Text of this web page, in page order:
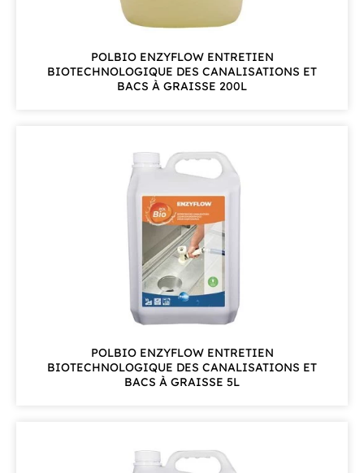
POLBIO ENZYFLOW ENTRETIEN
BIOTECHNOLOGIQUE DES CANALISATIONS ET
BACS À GRAISSE 200L
POLBIO ENZYFLOW ENTRETIEN
BIOTECHNOLOGIQUE DES CANALISATIONS ET
BACS À GRAISSE 5L